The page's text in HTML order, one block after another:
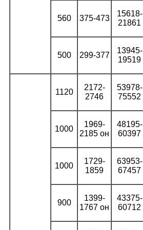
560 375-473
15618-
21861
500 299-377
13945-
19519
1120
2172-
2746
53978-
75552
1000
1969-
2185 он
48195-
60397
1000
1729-
1859
63953-
67457
900
1399-
1767 он
43375-
60712